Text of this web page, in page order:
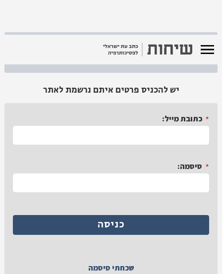
כניסת משתמשים רשומים
יש להכניס פרטים איתם נרשמת לאתר
* כתובת מייל:
* סיסמה:
שכחתי סיסמה